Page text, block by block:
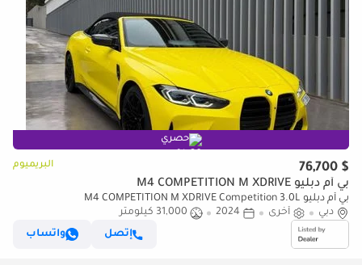
حصري
$ 76,700 البريميوم
بي أم دبليو M4 COMPETITION M XDRIVE
بي أم دبليو M4 COMPETITION M XDRIVE Competition 3.0L
دبي
أخرى 2024
31,000 كيلومتر
إتصل
واتساب